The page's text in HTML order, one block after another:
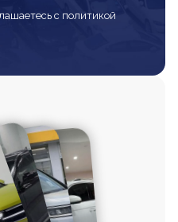
с политикой